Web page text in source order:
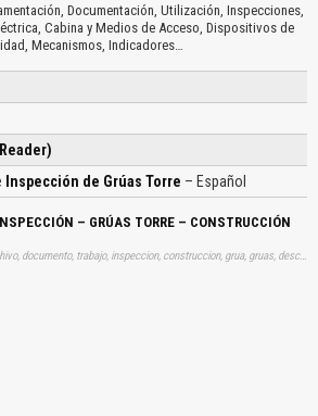
Documentación, Utilización, Inspecciones,
Cabina y Medios de Acceso, Dispositivos de
Mecanismos, Indicadores…
Inspección de Grúas Torre – Español
– GRÚAS TORRE – CONSTRUCCIÓN
Tags: material, utilidad, utilitario, archivo, documento, trabajo, inspeccion, construccion, grua, gruas, descargas